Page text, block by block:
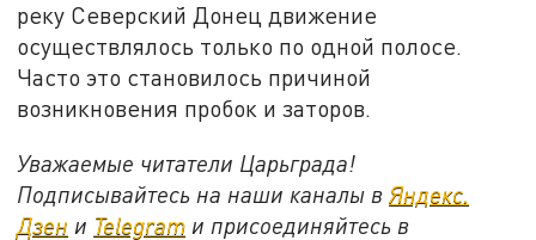
реку Северский Донец движение
осуществлялось только по одной полосе.
Часто это становилось причиной
возникновения пробок и заторов.
Уважаемые читатели Царьграда!
Подписывайтесь на наши каналы вЯндекс.
Дзен и Telegram и присоединяйтесь в